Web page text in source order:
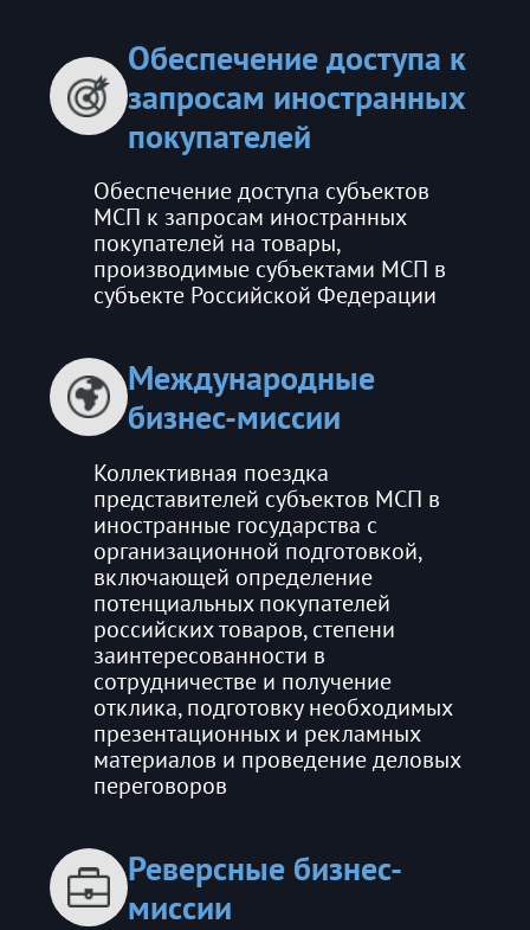
Обеспечение доступа к
запросам иностранных
покупателей
Обеспечение доступа субъектов
МСП к запросам иностранных
покупателей на товары,
производимые субъектами МСП в
субъекте Российской Федерации
Международные
бизнес-миссии
Коллективная поездка
представителей субъектов МСП в
иностранные государства с
организационной подготовкой,
включающей определение
потенциальных покупателей
российских товаров, степени
заинтересованности в
сотрудничестве и получение
отклика, подготовку необходимых
презентационных и рекламных
материалов и проведение деловых
переговоров
Реверсные бизнес-
миссии